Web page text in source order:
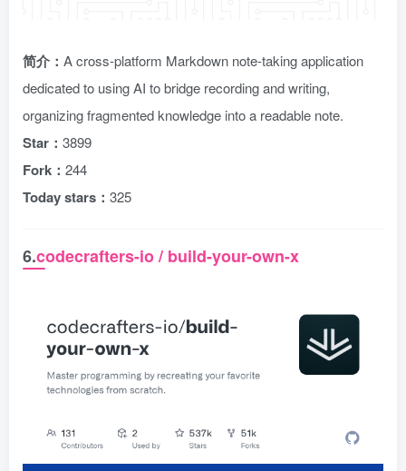
简介： A cross-platform Markdown note-taking application
dedicated to using AI to bridge recording and writing,
organizing fragmented knowledge into a readable note.
Star： 3899
Fork： 244
Today stars： 325
6.codecrafters-io / build-your-own-x